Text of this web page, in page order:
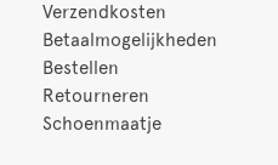
Verzendkosten
Betaalmogelijkheden
Bestellen
Retourneren
Schoenmaatje